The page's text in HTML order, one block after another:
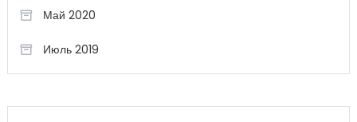
Май 2020
Июль 2019